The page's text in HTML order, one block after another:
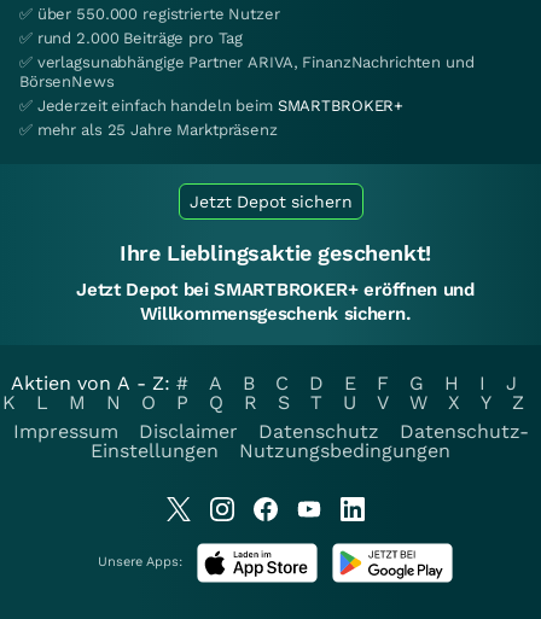
✅ über 550.000 registrierte Nutzer
✅ rund 2.000 Beiträge pro Tag
✅ verlagsunabhängige Partner ARIVA, FinanzNachrichten und
BörsenNews
✅ Jederzeit einfach handeln beim SMARTBROKER+
✅ mehr als 25 Jahre Marktpräsenz
Jetzt Depot sichern
Ihre Lieblingsaktie geschenkt!
Jetzt Depot bei SMARTBROKER+ eröffnen und
Willkommensgeschenk sichern.
Aktien von A - Z: # A B C D E F G H I
J
K
L M N O P Q R S T U V W X Y
Z
Impressum
Disclaimer Datenschutz
Datenschutz-
Einstellungen
Nutzungsbedingungen
Unsere Apps: